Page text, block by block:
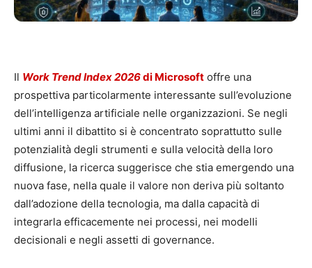
Il Work Trend Index 2026di Microsoft offre una
prospettiva particolarmente interessante sull’evoluzione
dell’intelligenza artificiale nelle organizzazioni. Se negli
ultimi anni il dibattito si è concentrato soprattutto sulle
potenzialità degli strumenti e sulla velocità della loro
diffusione, la ricerca suggerisce che stia emergendo una
nuova fase, nella quale il valore non deriva più soltanto
dall’adozione della tecnologia, ma dalla capacità di
integrarla efficacemente nei processi, nei modelli
decisionali e negli assetti di governance.